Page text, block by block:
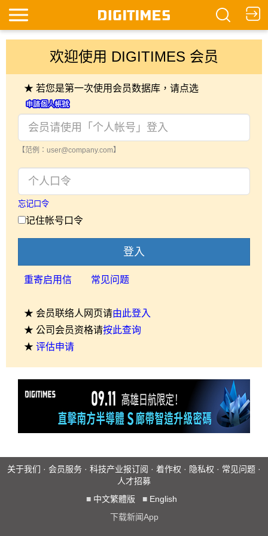
欢迎使用 DIGITIMES 会员
★ 若您是第一次使用会员数据库，请点选
【范例：user@company.com】
忘记口令
记住帐号口令
登入
重寄启用信 常见问题
★ 会员联络人网页请由此登入
★ 公司会员资格请按此查询
★ 评估申请
关于我们 · 会员服务 · 科技产业报订阅 · 着作权 · 隐私权 · 常见问题 ·
人才招募
■ 中文繁體版 ■ English
下载新闻App